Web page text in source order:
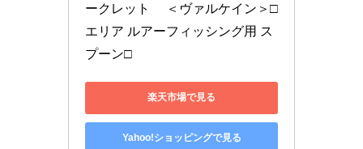
ークレット 　＜ヴァルケイン＞□
エリア ルアーフィッシング用 ス
プーン□
楽天市場で見る
Yahoo!ショッピングで見る